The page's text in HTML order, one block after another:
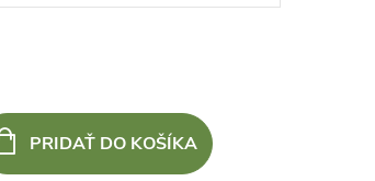
PRIDAŤ DO KOŠÍKA